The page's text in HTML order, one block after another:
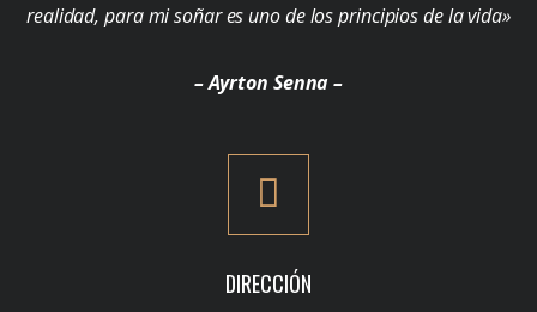
realidad, para mi soñar es uno de los principios de la vida»
– Ayrton Senna –
DIRECCIÓN